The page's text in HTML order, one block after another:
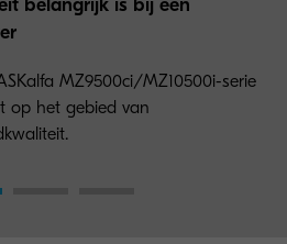
MZ9500ci/MZ10500i-serie
op het gebied van